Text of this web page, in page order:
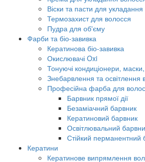
Віски та пасти для
Термозахист для волосся
Пудра для об'єму
Фарби та біо-завивка
Кератинова біо-завивка
Окислювачі Oxi
Тонуючі кондиціонери,
Знебарвлення та освітлення
Професійна фарба для
Барвник прямої дії
Безаміачний барвник
Кератиновий барвник
Освітлювальний
Стійкий перманентний
Кератини
Кератинове випрямлення